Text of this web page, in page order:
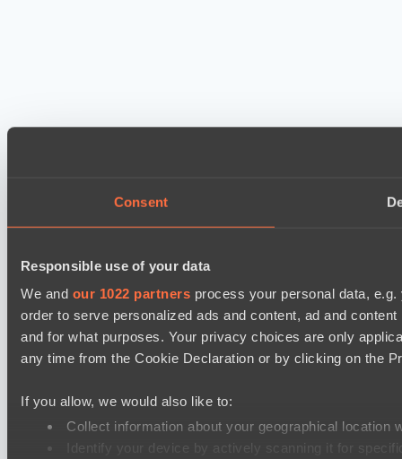
Consent
Responsible use of your data
We and our 1022 partners process your personal data,
order to serve personalized ads and content, ad and
and for what purposes. Your privacy choices are only
any time from the Cookie Declaration or by clicking on the
If you allow, we would also like to:
Collect information about your geographical
Identify your device by actively scanning it for